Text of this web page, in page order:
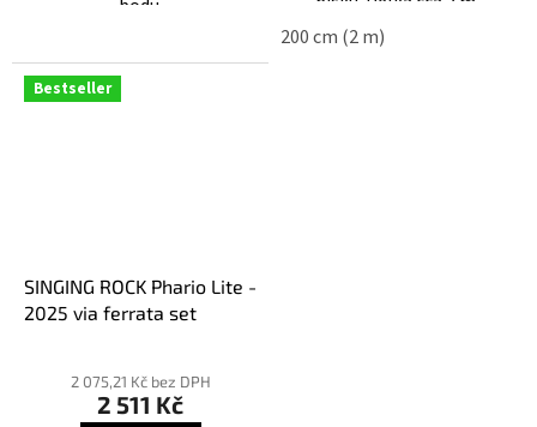
bodu.
200 cm (2 m)
Bestseller
SINGING ROCK Phario Lite -
2025 via ferrata set
hodnocení2 075,21 Kč bez DPH
2 511 Kč